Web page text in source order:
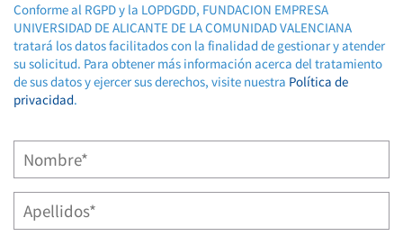
Conforme al RGPD y la LOPDGDD, FUNDACION EMPRESA
UNIVERSIDAD DE ALICANTE DE LA COMUNIDAD VALENCIANA
tratará los datos facilitados con la finalidad de gestionar y atender
su solicitud. Para obtener más información acerca del tratamiento
de sus datos y ejercer sus derechos, visite nuestra Política de
privacidad.